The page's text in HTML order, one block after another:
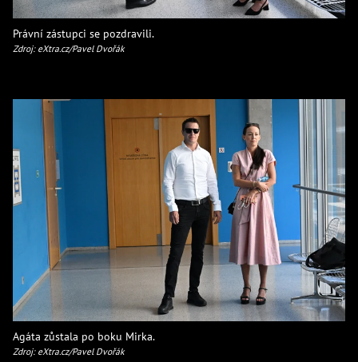
Právní zástupci se pozdravili.
Zdroj: eXtra.cz/Pavel Dvořák
Agáta zůstala po boku Mirka.
Zdroj: eXtra.cz/Pavel Dvořák